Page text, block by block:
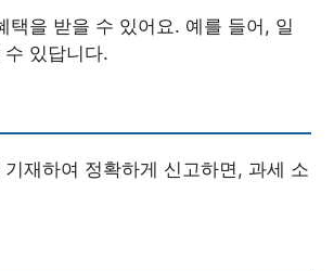
택을 받을 수 있어요. 예를 들어, 일
있답니다.
재하여 정확하게 신고하면, 과세 소